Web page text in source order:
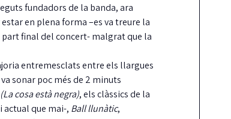
fundadors de la banda, ara
en plena forma –es va treure la
part final del concert- malgrat que la
entremesclats entre els llargues
sonar poc més de 2 minuts
cosa està negra), els clàssics de la
que mai-, Ball llunàtic,